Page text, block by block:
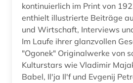
kontinuierlich im Print von
enthielt illustrierte Beiträge
und Wirtschaft, Interviews
Im Laufe ihrer glanzvollen
"Ogonek" Originalwerke von
Kulturstars wie Vladimir
Babel, Ilʹja Ilʹf und Evgenij